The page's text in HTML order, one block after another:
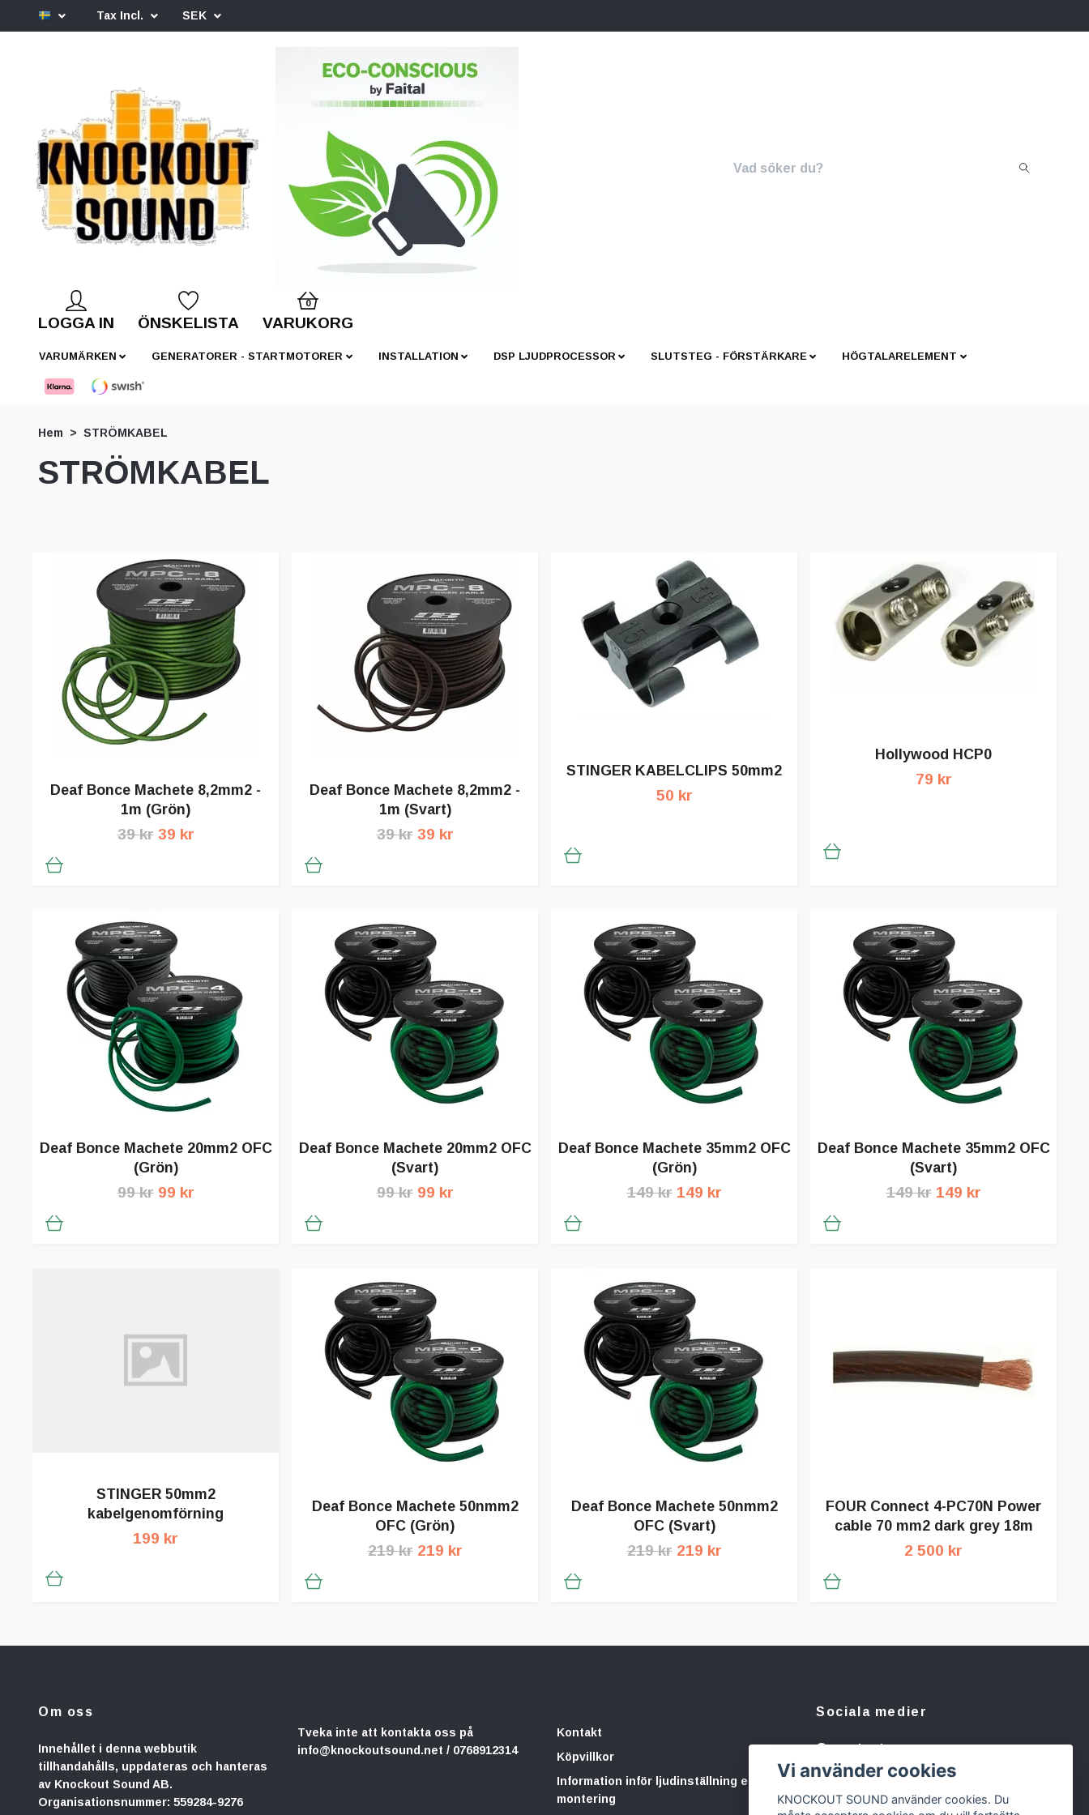
Tax Incl. SEK
LOGGA IN ÖNSKELISTA
0
VARUKORG
VARUMÄRKEN GENERATORER - STARTMOTORER INSTALLATION DSP LJUDPROCESSOR SLUTSTEG - FÖRSTÄRKARE HÖGTALARELEMENT
Hem STRÖMKABEL
STRÖMKABEL
Deaf Bonce Machete 8,2mm2 -
1m (Grön)
39 kr 39 kr
Deaf Bonce Machete 8,2mm2 -
1m (Svart)
39 kr 39 kr
STINGER KABELCLIPS 50mm2
50 kr
Hollywood HCP0
79 kr
Deaf Bonce Machete 20mm2 OFC
(Grön)
99 kr 99 kr
Deaf Bonce Machete 20mm2 OFC
(Svart)
99 kr 99 kr
Deaf Bonce Machete 35mm2 OFC
(Grön)
149 kr 149 kr
Deaf Bonce Machete 35mm2 OFC
(Svart)
149 kr 149 kr
STINGER 50mm2
kabelgenomförning
199 kr
Deaf Bonce Machete 50nmm2
OFC (Grön)
219 kr 219 kr
Deaf Bonce Machete 50nmm2
OFC (Svart)
219 kr 219 kr
FOUR Connect 4-PC70N Power
cable 70 mm2 dark grey 18m
2 500 kr
Om oss
Innehållet i denna webbutik
tillhandahålls, uppdateras och hanteras
av Knockout Sound AB.
Organisationsnummer: 559284-9276
Tveka inte att kontakta oss på
info@knockoutsound.net / 0768912314
Kontakt
Köpvillkor
Information inför ljudinställning eller
montering
Sociala medier
Facebook
Instagram
Vi använder cookies
KNOCKOUT SOUND använder cookies. Du